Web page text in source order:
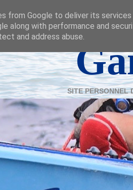
SITE PERSONNEL
from Google to deliver its
along with performance and
and address abuse.